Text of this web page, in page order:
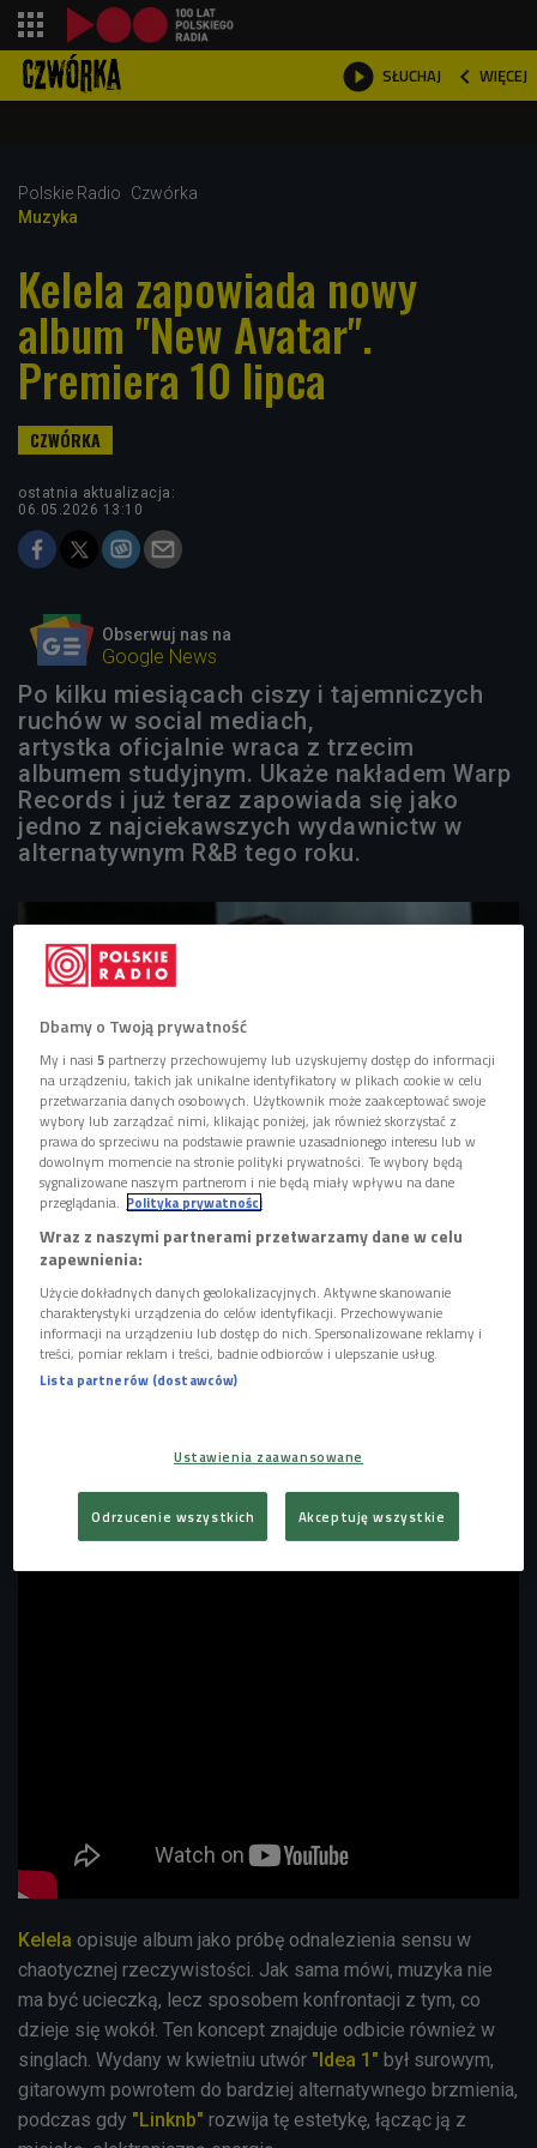
 SŁUCHAJ  WIĘCEJ

Polskie Radio
Czwórka
Muzyka
Kelela zapowiada nowy
album "New Avatar".
Premiera 10 lipca
ostatnia aktualizacja:
06.05.2026 13:10
Obserwuj nas na
Google News
Po kilku miesiącach ciszy i tajemniczych
ruchów w social mediach,
artystka oficjalnie wraca z trzecim
albumem studyjnym. Ukaże nakładem Warp
Records i już teraz zapowiada się jako
jedno z najciekawszych wydawnictw w
alternatywnym R&B tego roku.
Kelela Foto: Sebastien Fremont / Starface/STARFACE PHOTO /East News
"New Avatar"będzie następcą znakomicie przyjętego
remixów i koncertowego"In the Blue Light"z
2025. Artystka zapowiada jednak wyraźną zmianę kierunku.
O ile "Raven" zanurzało się głęboko w klubowej elektronice i
jej wcześniejszych inspiracji z czasów sceny indie w
Waszyngtonie.
Kelela opisuje album jako próbę odnalezienia sensu w
chaotycznej rzeczywistości. Jak sama mówi, muzyka nie
ma być ucieczką, lecz sposobem konfrontacji z tym, co
dzieje się wokół. Ten koncept znajduje odbicie również w
singlach. Wydany w kwietniu utwór "Idea 1" był surowym,
gitarowym powrotem do bardziej alternatywnego brzmienia,
podczas gdy "Linknb" rozwija tę estetykę, łącząc ją z
Dbamy o Twoją prywatność
My i nasi5 partnerzy przechowujemy lub uzyskujemy dostęp do informacji
na urządzeniu, takich jak unikalne identyfikatory w plikach cookie w celu
przetwarzania danych osobowych. Użytkownik może zaakceptować swoje
wybory lub zarządzać nimi, klikając poniżej, jak również skorzystać z
prawa do sprzeciwu na podstawie prawnie uzasadnionego interesu lub w
dowolnym momencie na stronie polityki prywatności. Te wybory będą
sygnalizowane naszym partnerom i nie będą miały wpływu na dane
przeglądania. Polityka prywatności
Wraz z naszymi partnerami przetwarzamy dane w celu
zapewnienia:
Użycie dokładnych danych geolokalizacyjnych. Aktywne skanowanie
charakterystyki urządzenia do celów identyfikacji. Przechowywanie
informacji na urządzeniu lub dostęp do nich. Spersonalizowane reklamy i
treści, pomiar reklam i treści, badnie odbiorców i ulepszanie usług.
Lista partnerów (dostawców)
Ustawienia zaawansowane
Odrzucenie wszystkich Akceptuję wszystkie